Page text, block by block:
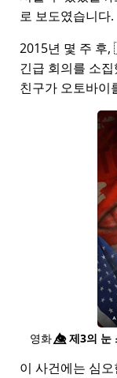
로 보도였습니다.
2015년 몇 주 후
긴급 회의를 소
친구가 오토바이
영화👁️⃤제3의 눈
이 사건에는 심